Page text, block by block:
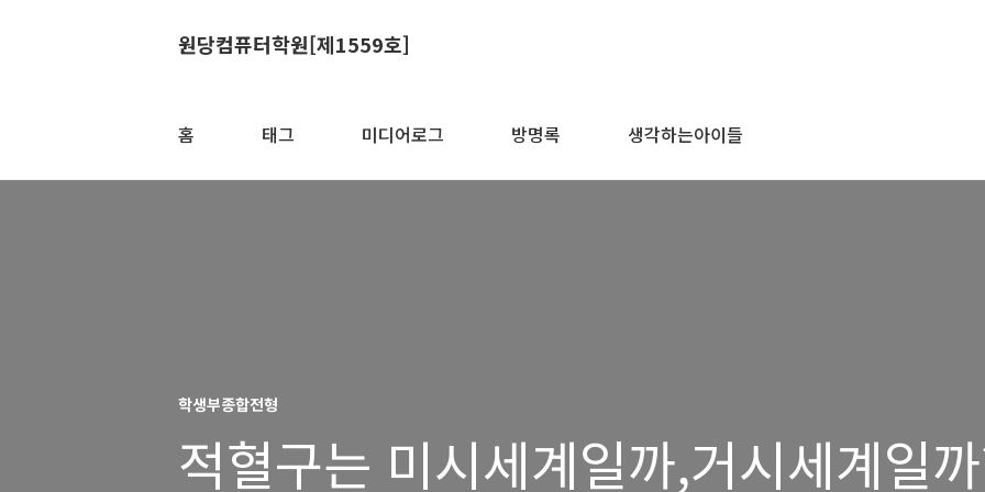
원당컴퓨터학원[제1559호]
홈 태그 미디어로그 방명록 생각하는아이들
학생부종합전형
적혈구는 미시세계일까,거시세계일